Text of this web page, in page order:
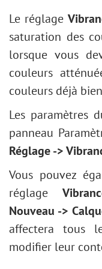
Filtres AI
Installation sur
Installation sur
Tons foncés/
Netteté
Esthétiques
Remplissage
Deux clés
Plugins intégrés
Plugins
Éditeur de
Étoile
Trait
Modifier la
Remplir une
Contour d'une
Main
Zoom
Presets
Désaturation
Effet de
Effet Glitch art
Éclaircir un
Correction du
Сhangez la météo
Conversion en
Amélioration
Carte de Saint
Portrait Pop Art
Collage de
Fond d'écran
Effet de
Goutte d'eau
Le réglage
saturation des
lorsque vous
couleurs
couleurs déjà
Les paramètres
panneau
Réglage ->
Vous pouvez
réglage
Nouveau ->
affectera tous
modifier leur